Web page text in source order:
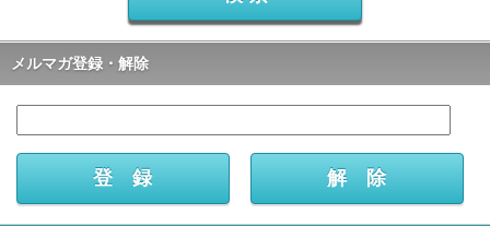
メルマガ登録・解除